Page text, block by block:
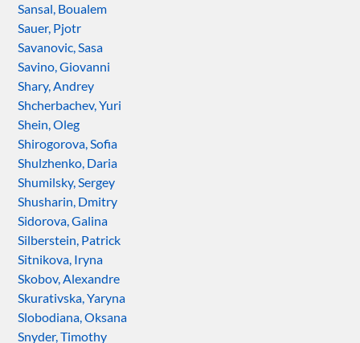
Sansal, Boualem
Sauer, Pjotr
Savanovic, Sasa
Savino, Giovanni
Shary, Andrey
Shcherbachev, Yuri
Shein, Oleg
Shirogorova, Sofia
Shulzhenko, Daria
Shumilsky, Sergey
Shusharin, Dmitry
Sidorova, Galina
Silberstein, Patrick
Sitnikova, Iryna
Skobov, Alexandre
Skurativska, Yaryna
Slobodiana, Oksana
Snyder, Timothy